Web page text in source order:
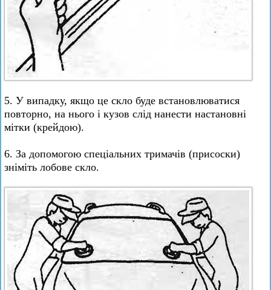
5. У випадку, якщо це скло буде встановлюватися
повторно, на нього і кузов слід нанести настановні
мітки (крейдою).
6. За допомогою спеціальних тримачів (присоски)
зніміть лобове скло.